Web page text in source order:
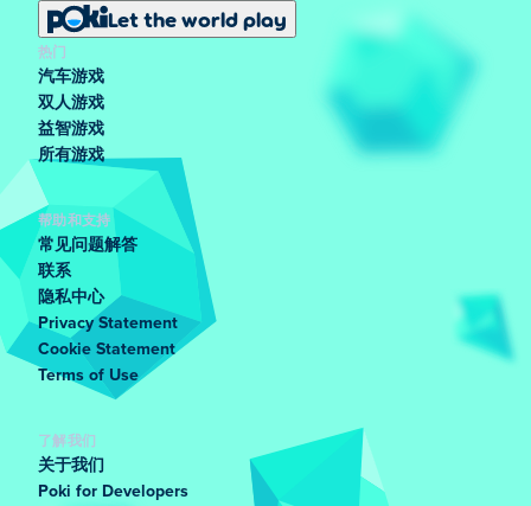
Let the world play
热门
汽车游戏
双人游戏
益智游戏
所有游戏
帮助和支持
常见问题解答
联系
隐私中心
Privacy Statement
Cookie Statement
Terms of Use
了解我们
关于我们
Poki for Developers